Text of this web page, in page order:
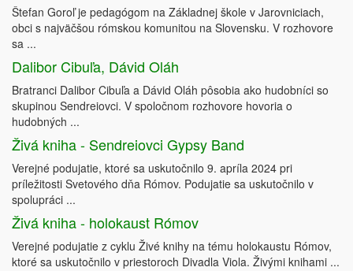
Štefan Goroľ je pedagógom na Základnej škole v Jarovniciach,
obci s najväčšou rómskou komunitou na Slovensku. V rozhovore
sa ...
Dalibor Cibuľa, Dávid Oláh
Bratranci Dalibor Cibuľa a Dávid Oláh pôsobia ako hudobníci so
skupinou Sendreiovci. V spoločnom rozhovore hovoria o
hudobných ...
Živá kniha - Sendreiovci Gypsy Band
Verejné podujatie, ktoré sa uskutočnilo 9. apríla 2024 pri
príležitosti Svetového dňa Rómov. Podujatie sa uskutočnilo v
spolupráci ...
Živá kniha - holokaust Rómov
Verejné podujatie z cyklu Živé knihy na tému holokaustu Rómov,
ktoré sa uskutočnilo v priestoroch Divadla Viola. Živými knihami ...